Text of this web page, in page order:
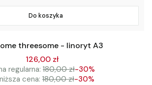
Do koszyka
threesome - linoryt A3
126,00 zł
regularna: 180,00 zł-30%
cena: 180,00 zł-30%